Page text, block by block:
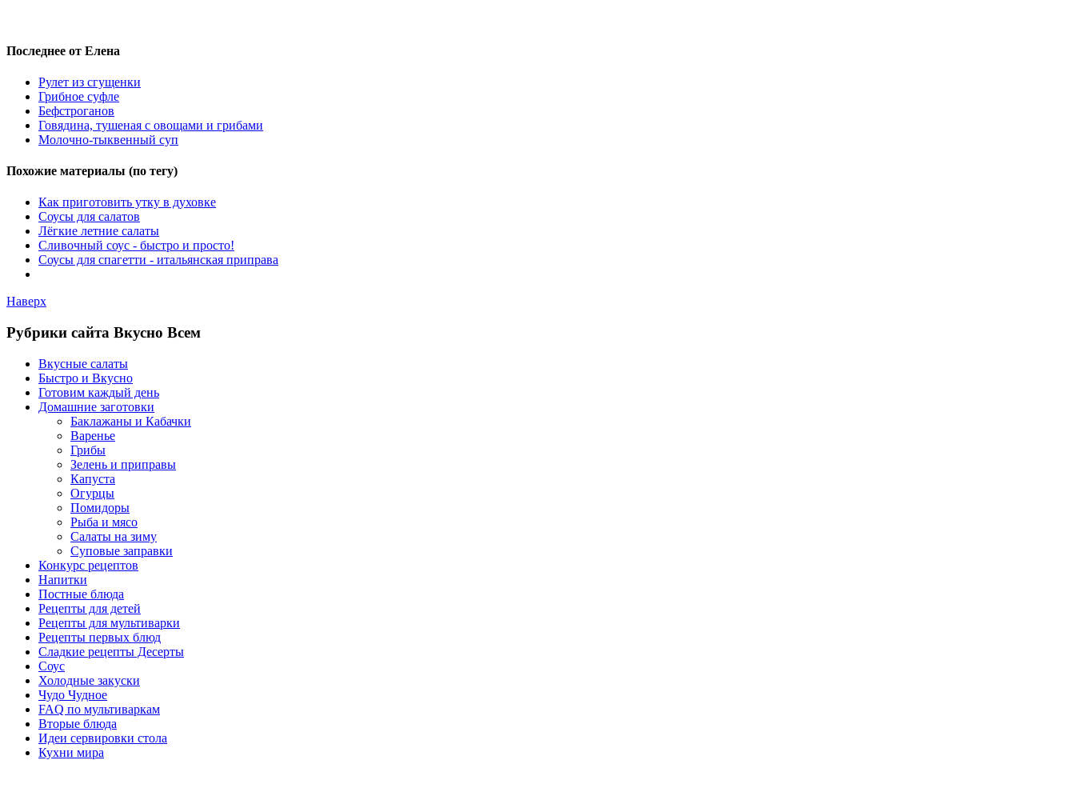
Последнее от Елена
Рулет из сгущенки
Грибное суфле
Бефстроганов
Говядина, тушеная с овощами и грибами
Молочно-тыквенный суп
Похожие материалы (по тегу)
Как приготовить утку в духовке
Соусы для салатов
Лёгкие летние салаты
Сливочный соус - быстро и просто!
Соусы для спагетти - итальянская приправа
Наверх
Рубрики сайта Вкусно Всем
Вкусные салаты
Быстро и Вкусно
Готовим каждый день
Домашние заготовки
Баклажаны и Кабачки
Варенье
Грибы
Зелень и приправы
Капуста
Огурцы
Помидоры
Рыба и мясо
Салаты на зиму
Суповые заправки
Конкурс рецептов
Напитки
Постные блюда
Рецепты для детей
Рецепты для мультиварки
Рецепты первых блюд
Сладкие рецепты Десерты
Соус
Холодные закуски
Чудо Чудное
FAQ по мультиваркам
Вторые блюда
Идеи сервировки стола
Кухни мира